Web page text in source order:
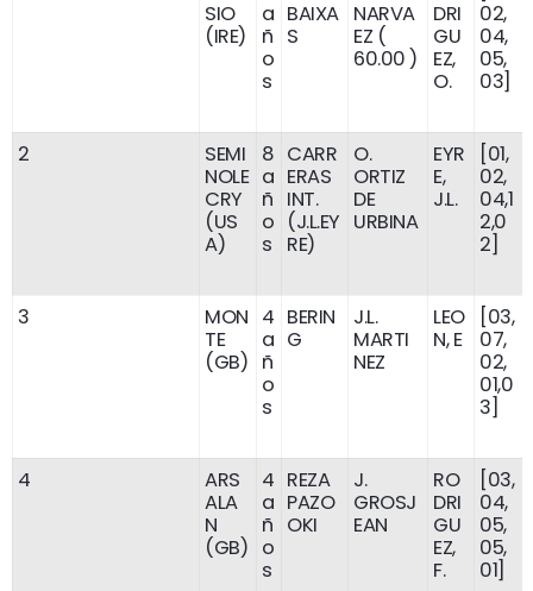
SIO
(IRE)
a
ñ
o
s
BAIXA
S
NARVA
EZ (
60.00 )
DRI
GU
EZ,
O.
02,
04,
05,
03]
2
SEMI
NOLE
CRY
(US
A)
8
a
ñ
o
s
CARR
ERAS
INT.
(J.L.EY
RE)
O.
ORTIZ
DE
URBINA
EYR
E,
J.L.
[01,
02,
04,1
2,0
2]
3
MON
TE
(GB)
4
a
ñ
o
s
BERIN
G
J.L.
MARTI
NEZ
LEO
N, E
[03,
07,
02,
01,0
3]
4
ARS
ALA
N
(GB)
4
a
ñ
o
s
REZA
PAZO
OKI
J.
GROSJ
EAN
RO
DRI
GU
EZ,
F.
[03,
04,
05,
05,
01]